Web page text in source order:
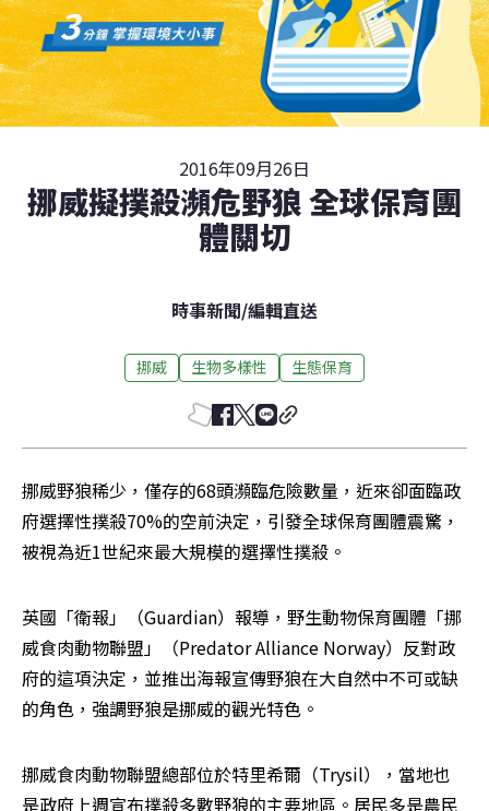
2016年09月26日
挪威擬撲殺瀕危野狼 全球保育團
體關切
時事新聞/編輯直送
挪威 生物多樣性 生態保育
挪威野狼稀少，僅存的68頭瀕臨危險數量，近來卻面臨政
府選擇性撲殺70%的空前決定，引發全球保育團體震驚，
被視為近1世紀來最大規模的選擇性撲殺。
英國「衛報」（Guardian）報導，野生動物保育團體「挪
威食肉動物聯盟」（Predator Alliance Norway）反對政
府的這項決定，並推出海報宣傳野狼在大自然中不可或缺
的角色，強調野狼是挪威的觀光特色。
挪威食肉動物聯盟總部位於特里希爾（Trysil），當地也
是政府上週宣布撲殺多數野狼的主要地區。居民多是農民